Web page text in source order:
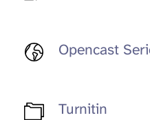
Opencast
Turnitin